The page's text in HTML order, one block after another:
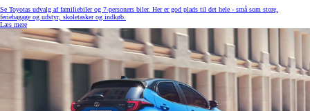
Se Toyotas udvalg af familiebiler og 7-personers biler. Her er god plads til det hele - små som store,
feriebagage og udstyr, skoletasker og indkøb.
Læs mere